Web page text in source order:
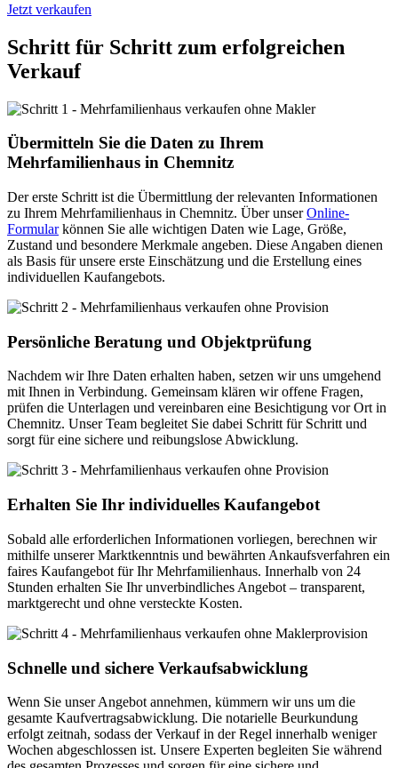
Jetzt verkaufen
Schritt für Schritt zum erfolgreichen
Verkauf
Übermitteln Sie die Daten zu Ihrem
Mehrfamilienhaus in Chemnitz
Der erste Schritt ist die Übermittlung der relevanten Informationen
zu Ihrem Mehrfamilienhaus in Chemnitz. Über unserOnline-
Formularkönnen Sie alle wichtigen Daten wie Lage, Größe,
Zustand und besondere Merkmale angeben. Diese Angaben dienen
als Basis für unsere erste Einschätzung und die Erstellung eines
individuellen Kaufangebots.
Persönliche Beratung und Objektprüfung
Nachdem wir Ihre Daten erhalten haben, setzen wir uns umgehend
mit Ihnen in Verbindung. Gemeinsam klären wir offene Fragen,
prüfen die Unterlagen und vereinbaren eine Besichtigung vor Ort in
Chemnitz. Unser Team begleitet Sie dabei Schritt für Schritt und
sorgt für eine sichere und reibungslose Abwicklung.
Erhalten Sie Ihr individuelles Kaufangebot
Sobald alle erforderlichen Informationen vorliegen, berechnen wir
mithilfe unserer Marktkenntnis und bewährten Ankaufsverfahren ein
faires Kaufangebot für Ihr Mehrfamilienhaus. Innerhalb von 24
Stunden erhalten Sie Ihr unverbindliches Angebot – transparent,
marktgerecht und ohne versteckte Kosten.
Schnelle und sichere Verkaufsabwicklung
Wenn Sie unser Angebot annehmen, kümmern wir uns um die
gesamte Kaufvertragsabwicklung. Die notarielle Beurkundung
erfolgt zeitnah, sodass der Verkauf in der Regel innerhalb weniger
Wochen abgeschlossen ist. Unsere Experten begleiten Sie während